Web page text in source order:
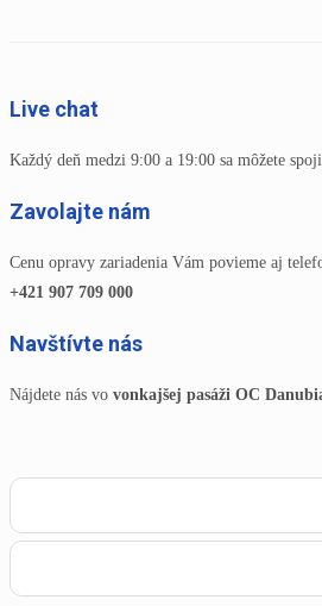
Live chat
Každý deň medzi 9:00 a 19:00 sa môžete
Zavolajte nám
Cenu opravy zariadenia Vám povieme aj
+421 907 709 000
Navštívte nás
Nájdete nás vo vonkajšej pasáži OC